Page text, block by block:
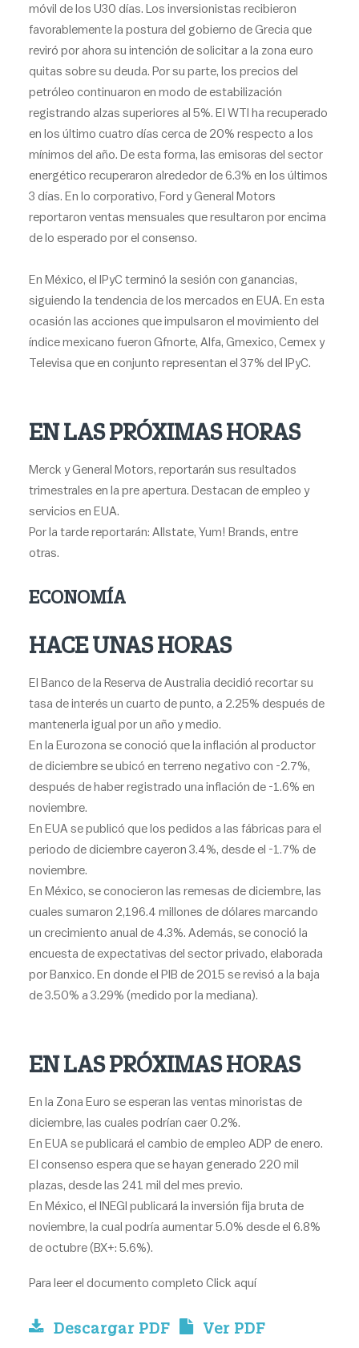
móvil de los U30 días. Los inversionistas recibieron
favorablemente la postura del gobierno de Grecia que
reviró por ahora su intención de solicitar a la zona euro
quitas sobre su deuda. Por su parte, los precios del
petróleo continuaron en modo de estabilización
registrando alzas superiores al 5%. El WTI ha recuperado
en los último cuatro días cerca de 20% respecto a los
mínimos del año. De esta forma, las emisoras del sector
energético recuperaron alrededor de 6.3% en los últimos
3 días. En lo corporativo, Ford y General Motors
reportaron ventas mensuales que resultaron por encima
de lo esperado por el consenso.
En México, el IPyC terminó la sesión con ganancias,
siguiendo la tendencia de los mercados en EUA. En esta
ocasión las acciones que impulsaron el movimiento del
índice mexicano fueron Gfnorte, Alfa, Gmexico, Cemex y
Televisa que en conjunto representan el 37% del IPyC.
EN LAS PRÓXIMAS HORAS
Merck y General Motors, reportarán sus resultados
trimestrales en la pre apertura. Destacan de empleo y
servicios en EUA.
Por la tarde reportarán: Allstate, Yum! Brands, entre
otras.
ECONOMÍA
HACE UNAS HORAS
El Banco de la Reserva de Australia decidió recortar su
tasa de interés un cuarto de punto, a 2.25% después de
mantenerla igual por un año y medio.
En la Eurozona se conoció que la inflación al productor
de diciembre se ubicó en terreno negativo con -2.7%,
después de haber registrado una inflación de -1.6% en
noviembre.
En EUA se publicó que los pedidos a las fábricas para el
periodo de diciembre cayeron 3.4%, desde el -1.7% de
noviembre.
En México, se conocieron las remesas de diciembre, las
cuales sumaron 2,196.4 millones de dólares marcando
un crecimiento anual de 4.3%. Además, se conoció la
encuesta de expectativas del sector privado, elaborada
por Banxico. En donde el PIB de 2015 se revisó a la baja
de 3.50% a 3.29% (medido por la mediana).
EN LAS PRÓXIMAS HORAS
En la Zona Euro se esperan las ventas minoristas de
diciembre, las cuales podrían caer 0.2%.
En EUA se publicará el cambio de empleo ADP de enero.
El consenso espera que se hayan generado 220 mil
plazas, desde las 241 mil del mes previo.
En México, el INEGI publicará la inversión fija bruta de
noviembre, la cual podría aumentar 5.0% desde el 6.8%
de octubre (BX+: 5.6%).
Para leer el documento completo Click aquí
Descargar PDF Ver PDF